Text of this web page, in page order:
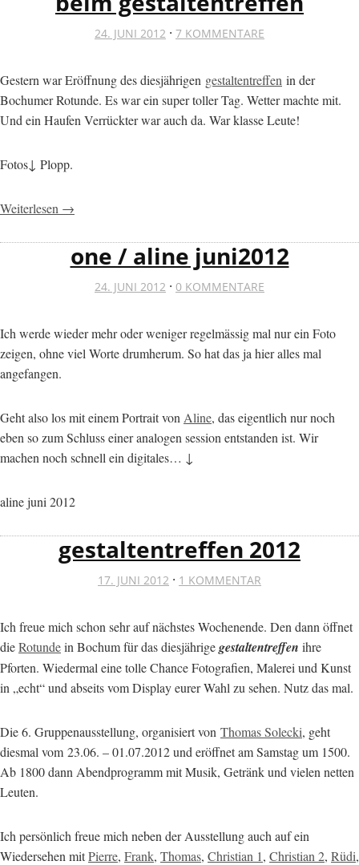
24. JUNI 2012 · 7 KOMMENTARE
Gestern war Eröffnung des diesjährigen gestaltentreffen in der
Bochumer Rotunde. Es war ein super toller Tag. Wetter machte mit.
Und ein Haufen Verrückter war auch da. War klasse Leute!
Fotos↓ Plopp.
Weiterlesen →
one / aline juni2012
24. JUNI 2012 · 0 KOMMENTARE
Ich werde wieder mehr oder weniger regelmässig mal nur ein Foto
zeigen, ohne viel Worte drumherum. So hat das ja hier alles mal
angefangen.
Geht also los mit einem Portrait von Aline, das eigentlich nur noch
eben so zum Schluss einer analogen session entstanden ist. Wir
machen noch schnell ein digitales… ↓
aline juni 2012
gestaltentreffen 2012
17. JUNI 2012 · 1 KOMMENTAR
Ich freue mich schon sehr auf nächstes Wochenende. Den dann öffnet
dieRotundein Bochum für das diesjährigegestaltentreffen ihre
Pforten. Wiedermal eine tolle Chance Fotografien, Malerei und Kunst
in „echt“ und abseits vom Display eurer Wahl zu sehen. Nutz das mal.
Die 6. Gruppenausstellung, organisiert von Thomas Solecki, geht
diesmal vom 23.06. – 01.07.2012 und eröffnet am Samstag um 1500.
Ab 1800 dann Abendprogramm mit Musik, Getränk und vielen netten
Leuten.
Ich persönlich freue mich neben der Ausstellung auch auf ein
Wiedersehen mitPierre, Frank, Thomas, Christian 1, Christian 2, Rüdi,